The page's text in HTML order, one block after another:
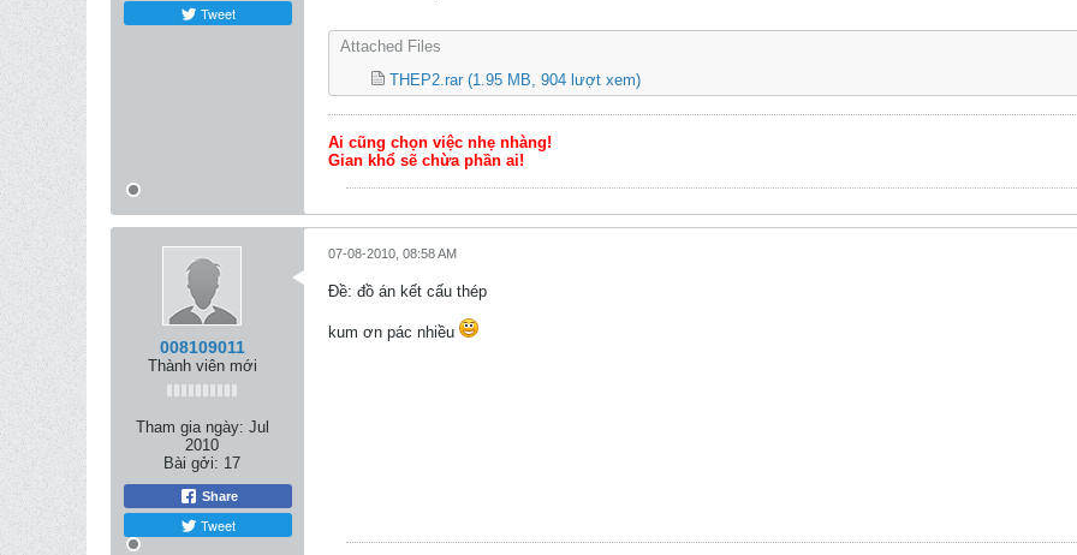
Tweet
Attached Files
THEP2.rar (1.95 MB, 904 lượt xem)
Ai cũng chọn việc nhẹ nhàng!
Gian khổ sẽ chừa phần ai!
008109011
Thành viên mới
Tham gia ngày: Jul
2010
Bài gởi: 17
Share
Tweet
07-08-2010, 08:58 AM
Ðề: đồ án kết cấu thép
kum ơn pác nhiều